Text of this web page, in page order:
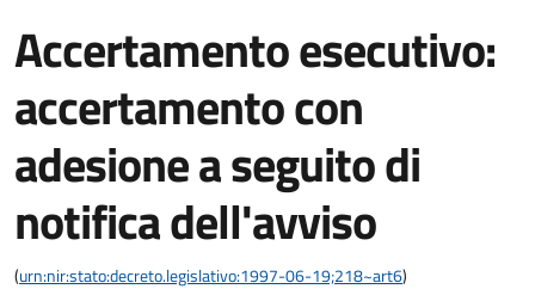
Accertamento esecutivo:
accertamento con
adesione a seguito di
notifica dell'avviso
(urn:nir:stato:decreto.legislativo:1997-06-19;218~art6)